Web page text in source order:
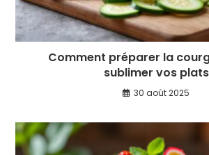
Comment préparer la
sublimer vos plats
30 août 2025